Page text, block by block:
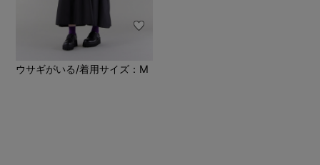
ウサギがいる/着用サイズ：M